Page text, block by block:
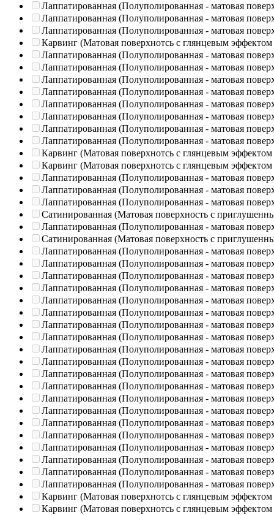
Лаппатированная (Полуполированная - матовая
Лаппатированная (Полуполированная - матовая
Лаппатированная (Полуполированная - матовая
Карвинг (Матовая поверхнотсь с глянцевым эффектом
Лаппатированная (Полуполированная - матовая
Лаппатированная (Полуполированная - матовая
Лаппатированная (Полуполированная - матовая
Лаппатированная (Полуполированная - матовая
Лаппатированная (Полуполированная - матовая
Лаппатированная (Полуполированная - матовая
Лаппатированная (Полуполированная - матовая
Лаппатированная (Полуполированная - матовая
Карвинг (Матовая поверхнотсь с глянцевым эффектом
Карвинг (Матовая поверхнотсь с глянцевым эффектом
Лаппатированная (Полуполированная - матовая
Лаппатированная (Полуполированная - матовая
Лаппатированная (Полуполированная - матовая
Сатинированная (Матовая поверхность с
Лаппатированная (Полуполированная - матовая
Сатинированная (Матовая поверхность с
Лаппатированная (Полуполированная - матовая
Лаппатированная (Полуполированная - матовая
Лаппатированная (Полуполированная - матовая
Лаппатированная (Полуполированная - матовая
Лаппатированная (Полуполированная - матовая
Лаппатированная (Полуполированная - матовая
Лаппатированная (Полуполированная - матовая
Лаппатированная (Полуполированная - матовая
Лаппатированная (Полуполированная - матовая
Лаппатированная (Полуполированная - матовая
Лаппатированная (Полуполированная - матовая
Лаппатированная (Полуполированная - матовая
Лаппатированная (Полуполированная - матовая
Лаппатированная (Полуполированная - матовая
Лаппатированная (Полуполированная - матовая
Лаппатированная (Полуполированная - матовая
Лаппатированная (Полуполированная - матовая
Лаппатированная (Полуполированная - матовая
Лаппатированная (Полуполированная - матовая
Лаппатированная (Полуполированная - матовая
Карвинг (Матовая поверхнотсь с глянцевым эффектом
Карвинг (Матовая поверхнотсь с глянцевым эффектом